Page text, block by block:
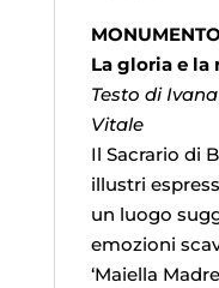
MONUMENTO
La gloria e la
Testo di
Vitale
Il Sacrario di
illustri
un luogo
emozioni
‘Maiella